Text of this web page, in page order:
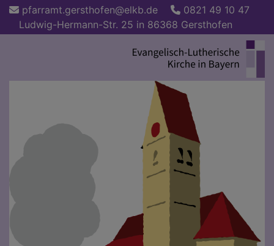
Direkt
Inhalt
pfarramt.gersthofen@elkb.de
0821 49 10 47
Ludwig-Hermann-Str. 25 in 86368 Gersthofen